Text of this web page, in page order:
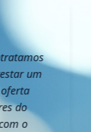
um
do
o